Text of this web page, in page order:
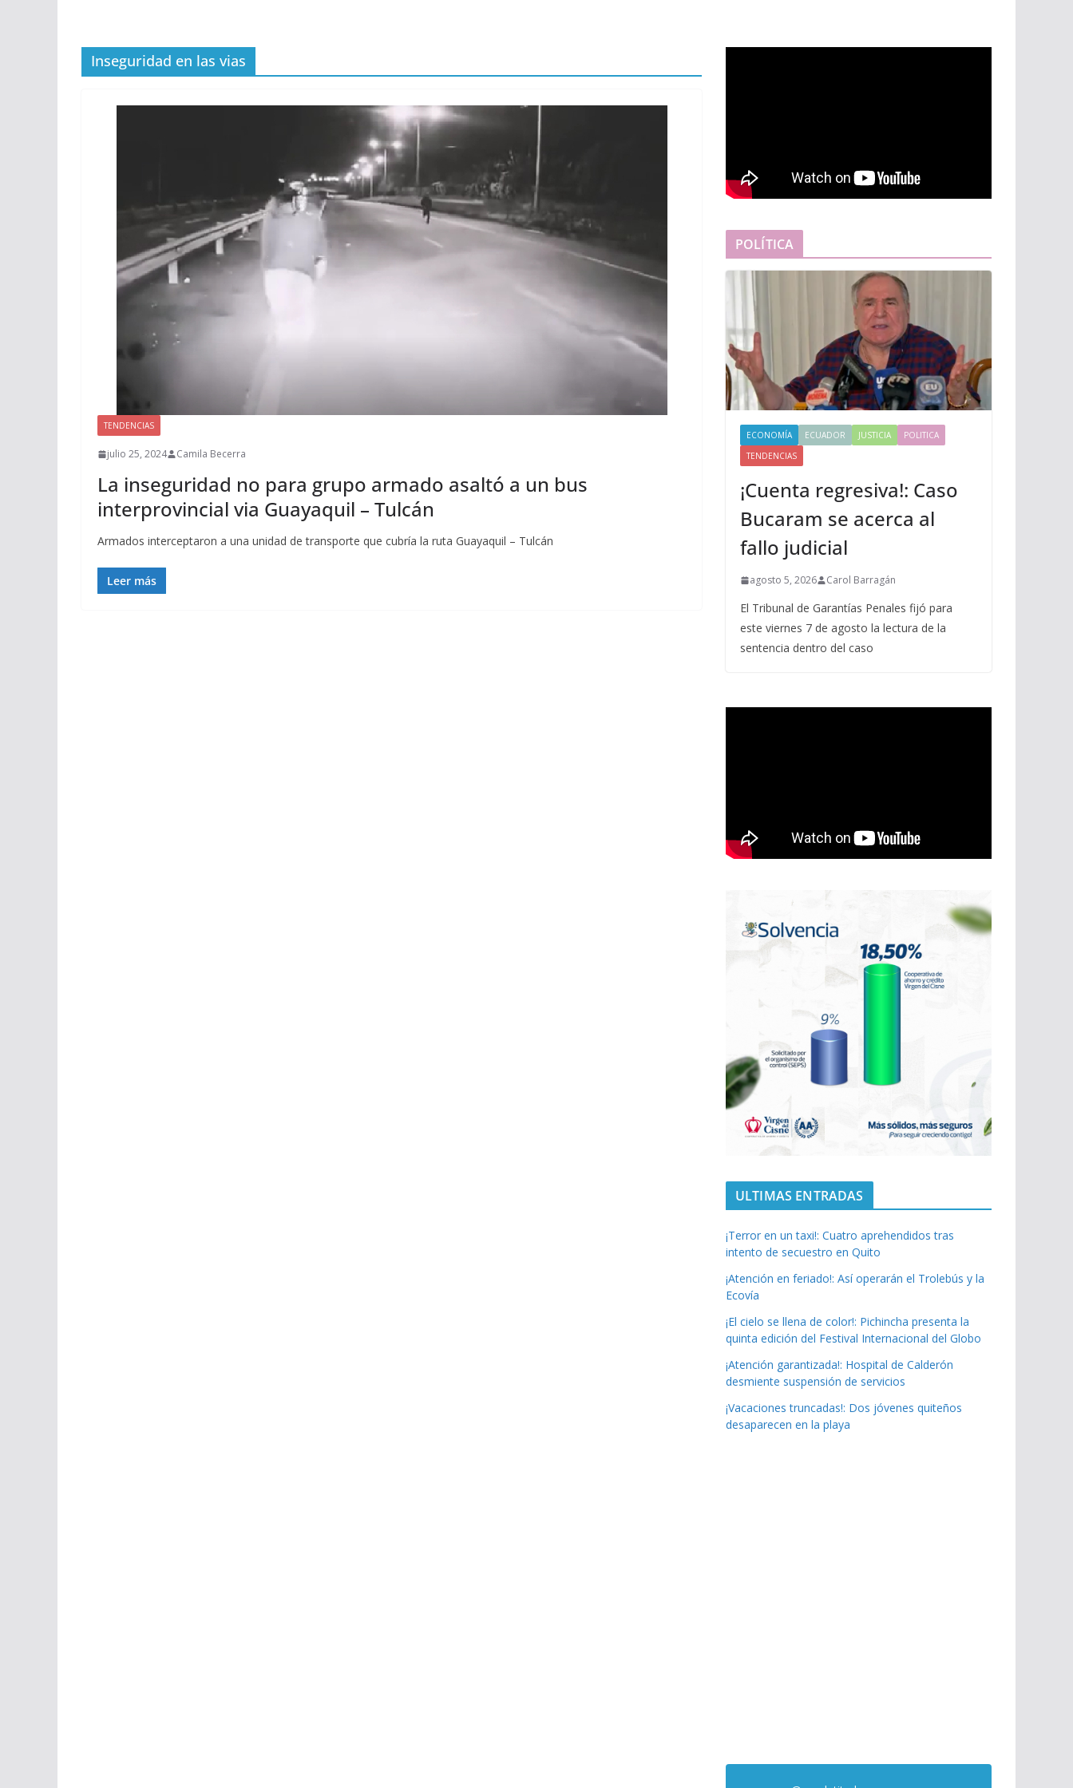
Inseguridad en las vias
TENDENCIAS
julio 25, 2024 Camila Becerra
La inseguridad no para grupo armado asaltó a un bus
interprovincial via Guayaquil – Tulcán
Armados interceptaron a una unidad de transporte que cubría la ruta Guayaquil – Tulcán
Leer más
POLÍTICA
ECONOMÍA ECUADOR JUSTICIA
POLITICA
TENDENCIAS
¡Cuenta regresiva!: Caso
Bucaram se acerca al
fallo judicial
agosto 5, 2026 Carol Barragán
El Tribunal de Garantías Penales fijó para
este viernes 7 de agosto la lectura de la
sentencia dentro del caso
ULTIMAS ENTRADAS
¡Terror en un taxi!: Cuatro aprehendidos tras
intento de secuestro en Quito
¡Atención en feriado!: Así operarán el Trolebús y la
Ecovía
¡El cielo se llena de color!: Pichincha presenta la
quinta edición del Festival Internacional del Globo
¡Atención garantizada!: Hospital de Calderón
desmiente suspensión de servicios
¡Vacaciones truncadas!: Dos jóvenes quiteños
desaparecen en la playa